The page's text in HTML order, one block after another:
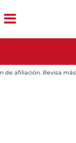
de afiliación. Revisa más